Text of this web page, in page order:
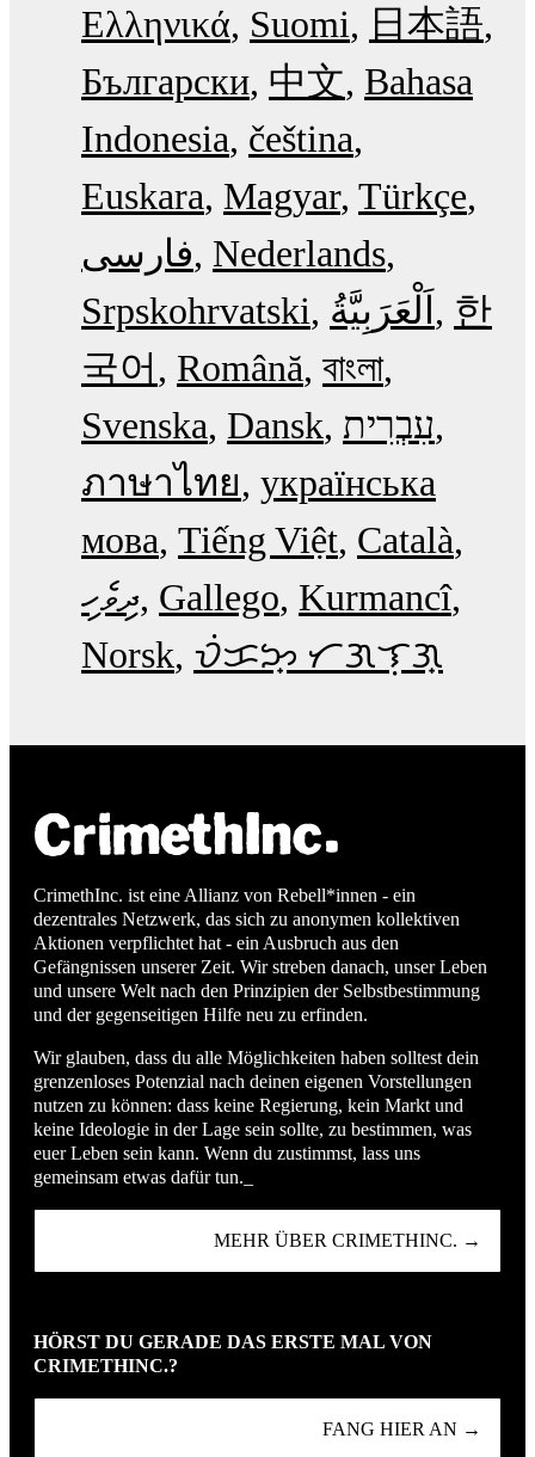
Ελληνικά Suomi
日本語
Български 中文 Bahasa
Indonesia čeština
Euskara Magyar Türkçe
فارسی Nederlands
Srpskohrvatski
한
국어
Română বাংলা
Svenska Dansk עִבְרִית
ภาษาไทย українська
мова Tiếng Việt Català
ދިވެހި Gallego Kurmancî
Norsk ᜏᜒᜃᜅ᜔ ᜆᜄᜎᜓᜄ᜔
CrimethInc. ist eine Allianz von Rebell*innen - ein
dezentrales Netzwerk, das sich zu anonymen kollektiven
Aktionen verpflichtet hat - ein Ausbruch aus den
Gefängnissen unserer Zeit. Wir streben danach, unser Leben
und unsere Welt nach den Prinzipien der Selbstbestimmung
und der gegenseitigen Hilfe neu zu erfinden.
Wir glauben, dass du alle Möglichkeiten haben solltest dein
grenzenloses Potenzial nach deinen eigenen Vorstellungen
nutzen zu können: dass keine Regierung, kein Markt und
keine Ideologie in der Lage sein sollte, zu bestimmen, was
euer Leben sein kann. Wenn du zustimmst, lass uns
gemeinsam etwas dafür tun._
MEHR ÜBER CRIMETHINC. →
HÖRST DU GERADE DAS ERSTE MAL VON
CRIMETHINC.?
FANG HIER AN →